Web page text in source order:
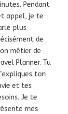
Pendant
appel, je te
plus
de
métier de
Planner. Tu
ton
et tes
Je te
mes